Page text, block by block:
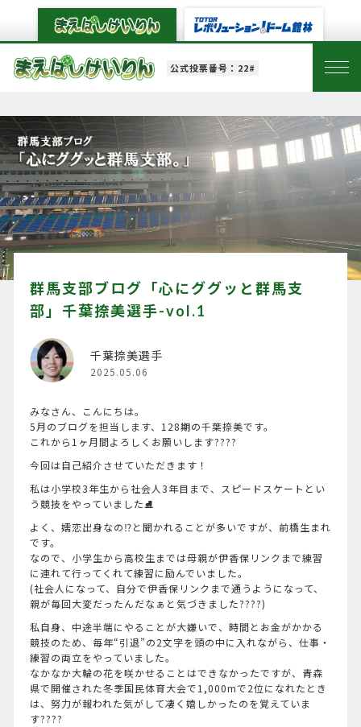
公式投票番号：22#
群馬支部ブログ「心にググッと群馬支
部」千葉捺美選手-vol.1
千葉捺美選手
2025.05.06
みなさん、こんにちは。
5月のブログを担当します、128期の千葉捺美です。
これから1ヶ月間よろしくお願いします????
今回は自己紹介させていただきます！
私は小学校3年生から社会人3年目まで、スピードスケートとい
う競技をやっていました⛸️
よく、嬬恋出身なの⁉️と聞かれることが多いですが、前橋生まれ
です。
なので、小学生から高校生までは母親が伊香保リンクまで練習
に連れて行ってくれて練習に励んでいました。
(社会人になって、自分で伊香保リンクまで通うようになって、
親が毎回大変だったんだなぁと気づきました????)
私自身、中途半端にやることが大嫌いで、時間とお金がかかる
競技のため、毎年“引退”の2文字を頭の中に入れながら、仕事・
練習の両立をやっていました。
なかなか大輪の花を咲かせることはできなかったですが、青森
県で開催された冬季国民体育大会で1,000mで2位になれたとき
は、努力が報われた気がして凄く嬉しかったのを覚えていま
す????